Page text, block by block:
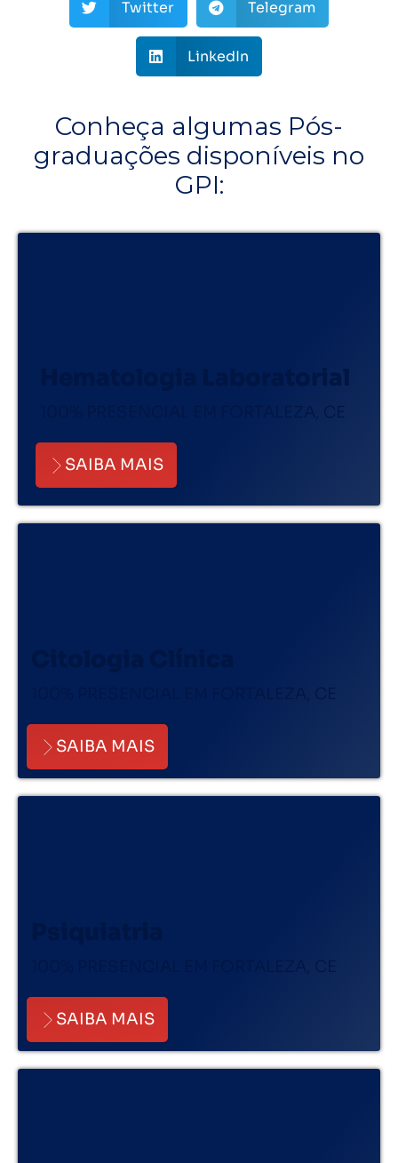
Twitter Telegram
LinkedIn
Conheça algumas Pós-
graduações disponíveis no
GPI:
100% PRESENCIAL EM FORTALEZA, CE
SAIBA MAIS
100% PRESENCIAL EM FORTALEZA, CE
SAIBA MAIS
100% PRESENCIAL EM FORTALEZA, CE
SAIBA MAIS